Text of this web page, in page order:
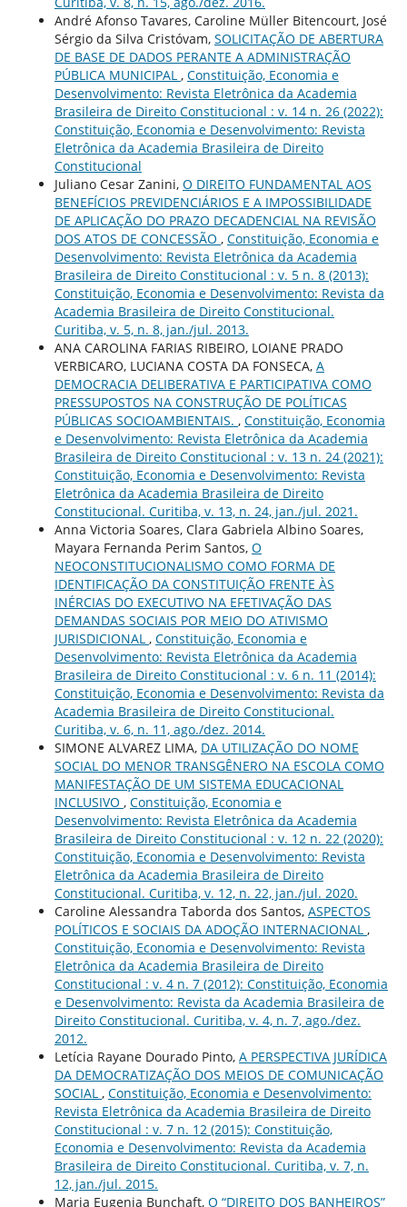
André Afonso Tavares, Caroline Müller Bitencourt, José
Sérgio da Silva Cristóvam, SOLICITAÇÃO DE ABERTURA
DE BASE DE DADOS PERANTE A ADMINISTRAÇÃO
PÚBLICA MUNICIPAL , Constituição, Economia e
Desenvolvimento: Revista Eletrônica da Academia
Brasileira de Direito Constitucional : v. 14 n. 26 (2022):
Constituição, Economia e Desenvolvimento: Revista
Eletrônica da Academia Brasileira de Direito
Constitucional
Juliano Cesar Zanini, O DIREITO FUNDAMENTAL AOS
BENEFÍCIOS PREVIDENCIÁRIOS E A IMPOSSIBILIDADE
DE APLICAÇÃO DO PRAZO DECADENCIAL NA REVISÃO
DOS ATOS DE CONCESSÃO , Constituição, Economia e
Desenvolvimento: Revista Eletrônica da Academia
Brasileira de Direito Constitucional : v. 5 n. 8 (2013):
Constituição, Economia e Desenvolvimento: Revista da
Academia Brasileira de Direito Constitucional.
Curitiba, v. 5, n. 8, jan./jul. 2013.
ANA CAROLINA FARIAS RIBEIRO, LOIANE PRADO
VERBICARO, LUCIANA COSTA DA FONSECA, A
DEMOCRACIA DELIBERATIVA E PARTICIPATIVA COMO
PRESSUPOSTOS NA CONSTRUÇÃO DE POLÍTICAS
PÚBLICAS SOCIOAMBIENTAIS. , Constituição, Economia
e Desenvolvimento: Revista Eletrônica da Academia
Brasileira de Direito Constitucional : v. 13 n. 24 (2021):
Constituição, Economia e Desenvolvimento: Revista
Eletrônica da Academia Brasileira de Direito
Constitucional. Curitiba, v. 13, n. 24, jan./jul. 2021.
Anna Victoria Soares, Clara Gabriela Albino Soares,
Mayara Fernanda Perim Santos, O
NEOCONSTITUCIONALISMO COMO FORMA DE
IDENTIFICAÇÃO DA CONSTITUIÇÃO FRENTE ÀS
INÉRCIAS DO EXECUTIVO NA EFETIVAÇÃO DAS
DEMANDAS SOCIAIS POR MEIO DO ATIVISMO
JURISDICIONAL , Constituição, Economia e
Desenvolvimento: Revista Eletrônica da Academia
Brasileira de Direito Constitucional : v. 6 n. 11 (2014):
Constituição, Economia e Desenvolvimento: Revista da
Academia Brasileira de Direito Constitucional.
Curitiba, v. 6, n. 11, ago./dez. 2014.
SIMONE ALVAREZ LIMA, DA UTILIZAÇÃO DO NOME
SOCIAL DO MENOR TRANSGÊNERO NA ESCOLA COMO
MANIFESTAÇÃO DE UM SISTEMA EDUCACIONAL
INCLUSIVO , Constituição, Economia e
Desenvolvimento: Revista Eletrônica da Academia
Brasileira de Direito Constitucional : v. 12 n. 22 (2020):
Constituição, Economia e Desenvolvimento: Revista
Eletrônica da Academia Brasileira de Direito
Constitucional. Curitiba, v. 12, n. 22, jan./jul. 2020.
Caroline Alessandra Taborda dos Santos, ASPECTOS
POLÍTICOS E SOCIAIS DA ADOÇÃO INTERNACIONAL ,
Constituição, Economia e Desenvolvimento: Revista
Eletrônica da Academia Brasileira de Direito
Constitucional : v. 4 n. 7 (2012): Constituição, Economia
e Desenvolvimento: Revista da Academia Brasileira de
Direito Constitucional. Curitiba, v. 4, n. 7, ago./dez.
2012.
Letícia Rayane Dourado Pinto, A PERSPECTIVA JURÍDICA
DA DEMOCRATIZAÇÃO DOS MEIOS DE COMUNICAÇÃO
SOCIAL , Constituição, Economia e Desenvolvimento:
Revista Eletrônica da Academia Brasileira de Direito
Constitucional : v. 7 n. 12 (2015): Constituição,
Economia e Desenvolvimento: Revista da Academia
Brasileira de Direito Constitucional. Curitiba, v. 7, n.
12, jan./jul. 2015.
Maria Eugenia Bunchaft, O “DIREITO DOS BANHEIROS”